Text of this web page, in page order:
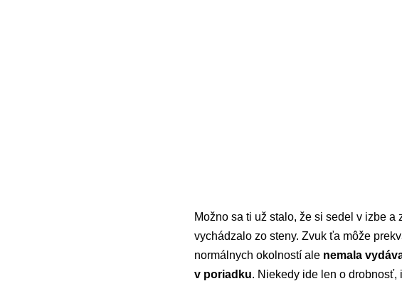
Možno sa ti už stalo, že si sedel v izbe
vychádzalo zo steny. Zvuk ťa môže
normálnych okolností ale nemala
v poriadku. Niekedy ide len o drobnosť,